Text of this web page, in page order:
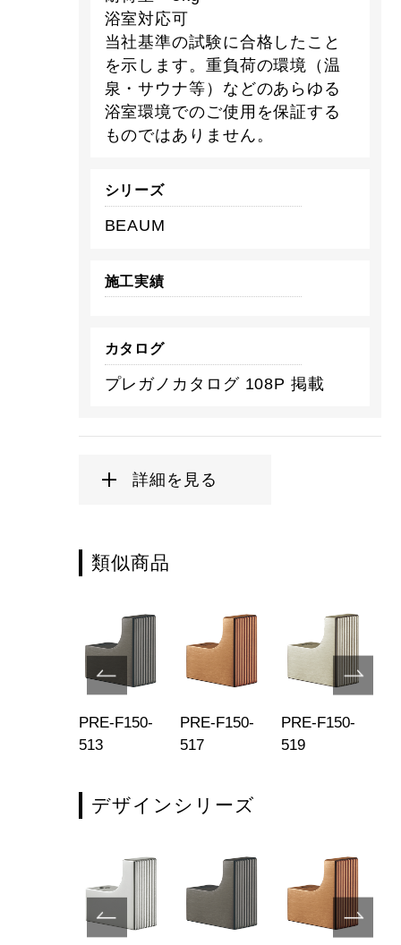
浴室対応可
当社基準の試験に合格したこと
を示します。重負荷の環境（温
泉・サウナ等）などのあらゆる
浴室環境でのご使用を保証する
ものではありません。
シリーズ
BEAUM
施工実績
カタログ
プレガノカタログ 108P 掲載
詳細を見る
類似商品
PRE-F150-
513
PRE-F150-
517
PRE-F150-
519
デザインシリーズ